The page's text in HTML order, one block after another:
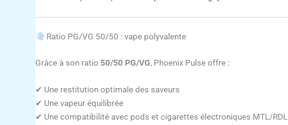
Ratio PG/VG 50/50 : vape polyvalente
Grâce à son ratio 50/50 PG/VG, Phoenix Pulse offre :
✔ Une restitution optimale des saveurs
✔ Une vapeur équilibrée
✔ Une compatibilité avec pods et cigarettes électroniques MTL/RDL